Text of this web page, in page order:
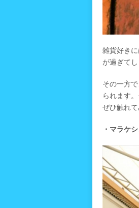
雑貨好き
が過ぎてし
その一方
られます
ぜひ触れて
・マラケ